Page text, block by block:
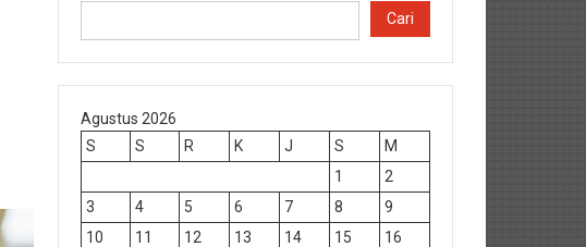
Cari
Agustus 2026
S
S R K J S
M
1
2
3
4 5 6 7 8
9
10
11 12 13 14 15
16